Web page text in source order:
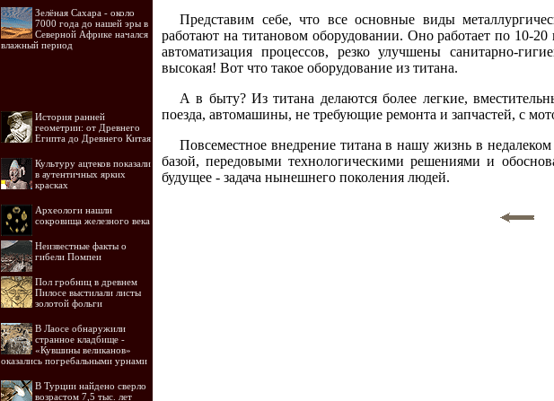
Зелёная Сахара - около
7000 года до нашей эры в
Северной Африке начался
влажный период
История ранней
геометрии: от Древнего
Египта до Древнего Китая
Культуру ацтеков показали
в аутентичных ярких
красках
Археологи нашли
сокровища железного века
Неизвестные факты о
гибели Помпеи
Пол гробниц в древнем
Пилосе выстилали листы
золотой фольги
В Лаосе обнаружили
странное кладбище -
«Кувшины великанов»
оказались погребальными урнами
В Турции найдено сверло
возрастом 7,5 тыс. лет
Представим себе, что все основные виды
работают на титановом оборудовании. Оно работает по 10-
автоматизация процессов, резко улучшены санитарно-
высокая! Вот что такое оборудование из титана.
А в быту? Из титана делаются более легкие,
поезда, автомашины, не требующие ремонта и запчастей, с
Повсеместное внедрение титана в нашу жизнь в
базой, передовыми технологическими решениями и
будущее - задача нынешнего поколения людей.